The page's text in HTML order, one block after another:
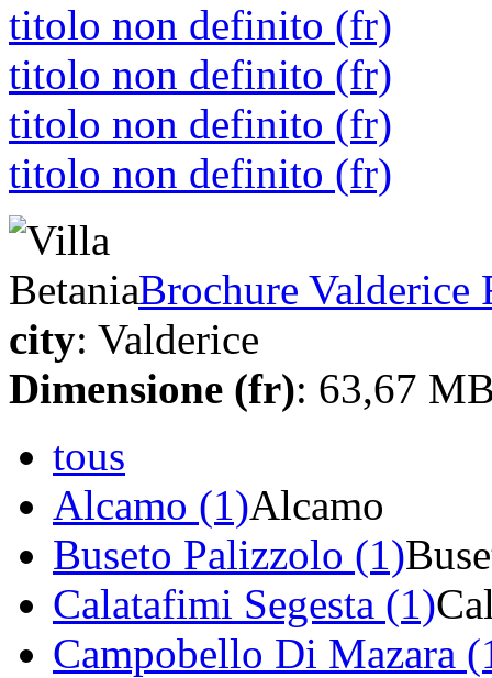
titolo non definito (fr)
titolo non definito (fr)
titolo non definito (fr)
titolo non definito (fr)
Brochure Valderice
city: Valderice
Dimensione (fr): 63,67
tous
Alcamo (1)Alcamo
Buseto Palizzolo (1)
Calatafimi Segesta (1)
Campobello Di Mazara